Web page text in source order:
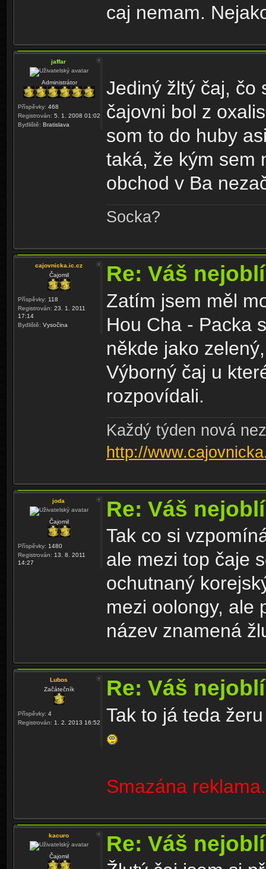
caj nemam.
jaffar
Administrátor
Příspěvky: 468
Registrován: 5. 1. 2008 01:02
Bydliště: Bratislava
Jediný žltý čaj, čo
čajovni bol z
som to do huby
taká, že kým sem
obchod v Ba
Socka?
cajovnicka.ic.cz
Čajomil
Příspěvky: 118
Registrován: 23. 1. 2011
17:14
Bydliště: Vysočina
Re: Váš
Zatím jsem měl
Hou Cha - Packa
někde jako
Výborný čaj u
rozpovídali.
Každý týden nová
http://
joda
Čajomil
Příspěvky: 1480
Registrován: 13. 8. 2011
14:27
Re: Váš
Tak co si
ale mezi top čaje
ochutnaný
mezi oolongy, ale
název znamená
Lubos
Začátečník
Příspěvky: 4
Registrován: 1. 2. 2013 16:52
Re: Váš
Tak to já teda
Smazána
kacuro
Čajomil
Re: Váš